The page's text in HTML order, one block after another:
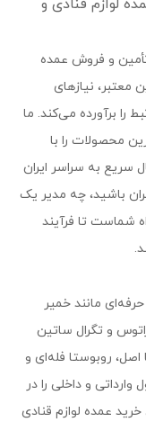
لوازم قنادی و
و فروش عمده
معتبر، نیازهای
را برآورده می‌کند. ما
محصولات را با
سریع به سراسر ایران
باشید، چه مدیر یک
شماست تا فرآیند
حرفه‌ای مانند خمیر
و تگرال ساتین
اصل، روبوستا فله‌ای و
ما بیش از ۵۰۰ محصول وارداتی و داخلی را در
خرید عمده لوازم قنادی